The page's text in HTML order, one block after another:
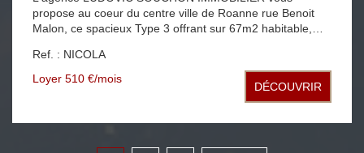
propose au coeur du centre ville de Roanne rue Benoit
Malon, ce spacieux Type 3 offrant sur 67m2 habitable,
avec placards desservant un séjour, deux chambres, une
salle d'eau et un WC cabanon privé dans la cour,
chauffage individuel au gaz de ville fenêtres PVC double
Ref. : NICOLA
Loyer 510 €/mois
DÉCOUVRIR